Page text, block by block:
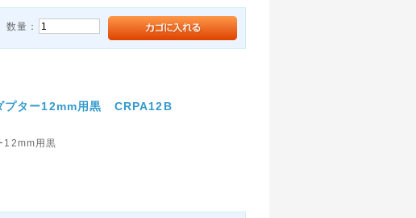
数量：
プター12mm用黒 CRPA12B
12mm用黒